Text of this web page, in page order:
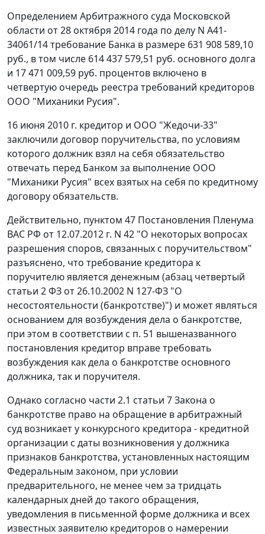
Определением Арбитражного суда Московской
области от 28 октября 2014 года по делу N А41-
34061/14 требование Банка в размере 631 908 589,10
руб., в том числе 614 437 579,51 руб. основного долга
и 17 471 009,59 руб. процентов включено в
четвертую очередь реестра требований кредиторов
ООО "Миханики Русия".
16 июня 2010 г. кредитор и ООО "Жедочи-33"
заключили договор поручительства, по условиям
которого должник взял на себя обязательство
отвечать перед Банком за выполнение ООО
"Миханики Русия" всех взятых на себя по кредитному
договору обязательств.
Действительно, пунктом 47 Постановления Пленума
ВАС РФ от 12.07.2012 г. N 42 "О некоторых вопросах
разрешения споров, связанных с поручительством"
разъяснено, что требование кредитора к
поручителю является денежным (абзац четвертый
статьи 2ФЗ от 26.10.2002 N 127-ФЗ "О
несостоятельности (банкротстве)") и может являться
основанием для возбуждения дела о банкротстве,
при этом в соответствии с п. 51 вышеназванного
постановления кредитор вправе требовать
возбуждения как дела о банкротстве основного
должника, так и поручителя.
Однако согласно части 2.1 статьи 7Закона о
банкротстве право на обращение в арбитражный
суд возникает у конкурсного кредитора - кредитной
организации с даты возникновения у должника
признаков банкротства, установленных настоящим
Федеральным законом, при условии
предварительного, не менее чем за тридцать
календарных дней до такого обращения,
уведомления в письменной форме должника и всех
известных заявителю кредиторов о намерении